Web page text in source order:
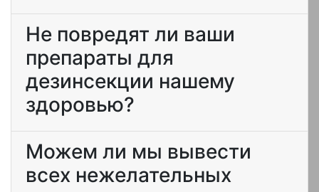
Не повредят ли ваши
препараты для
дезинсекции нашему
здоровью?
Можем ли мы вывести
всех нежелательных